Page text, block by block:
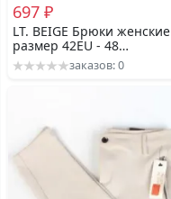
697 ₽
LT. BEIGE Брюки женские
размер 42EU - 48
российскийзаказов: 0